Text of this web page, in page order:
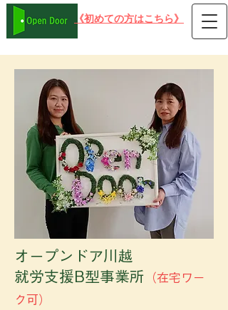
​《初めての方はこちら》
​オープンドア川越
就労支援B型事業所 （在宅ワー
ク可）